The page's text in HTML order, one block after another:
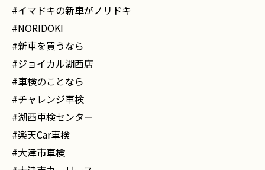
#イマドキの新車がノリドキ
#NORIDOKI
#新車を買うなら
#ジョイカル湖西店
#車検のことなら
#チャレンジ車検
#湖西車検センター
#楽天Car車検
#大津市車検